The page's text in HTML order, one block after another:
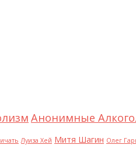
Анонимные
Луиза Хей Митя Шагин Олег